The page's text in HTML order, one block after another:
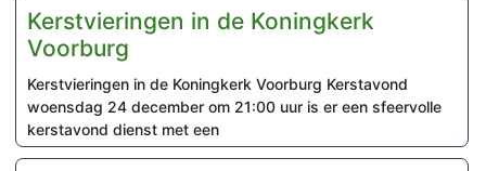
Kerstvieringen in de Koningkerk
Voorburg
Kerstvieringen in de Koningkerk Voorburg Kerstavond
woensdag 24 december om 21:00 uur is er een sfeervolle
kerstavond dienst met een